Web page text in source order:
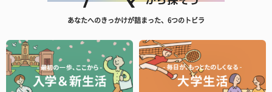
あなたへのきっかけが詰まった、6つのトビラ